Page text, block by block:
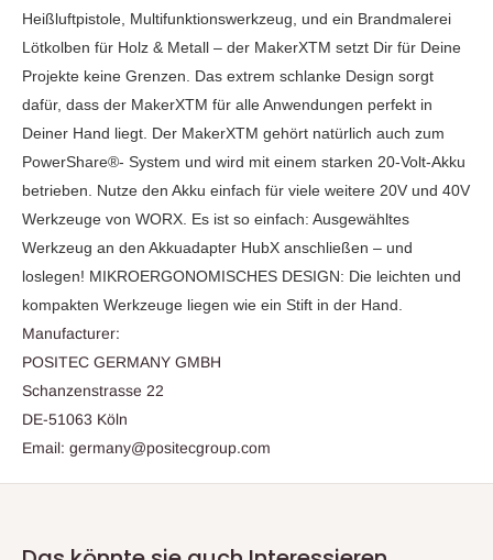
Heißluftpistole, Multifunktionswerkzeug, und ein Brandmalerei
Lötkolben für Holz & Metall – der MakerXTM setzt Dir für Deine
Projekte keine Grenzen. Das extrem schlanke Design sorgt
dafür, dass der MakerXTM für alle Anwendungen perfekt in
Deiner Hand liegt. Der MakerXTM gehört natürlich auch zum
PowerShare®- System und wird mit einem starken 20-Volt-Akku
betrieben. Nutze den Akku einfach für viele weitere 20V und 40V
Werkzeuge von WORX. Es ist so einfach: Ausgewähltes
Werkzeug an den Akkuadapter HubX anschließen – und
loslegen! MIKROERGONOMISCHES DESIGN: Die leichten und
kompakten Werkzeuge liegen wie ein Stift in der Hand.
Manufacturer:
POSITEC GERMANY GMBH
Schanzenstrasse 22
DE-51063 Köln
Email: germany@positecgroup.com